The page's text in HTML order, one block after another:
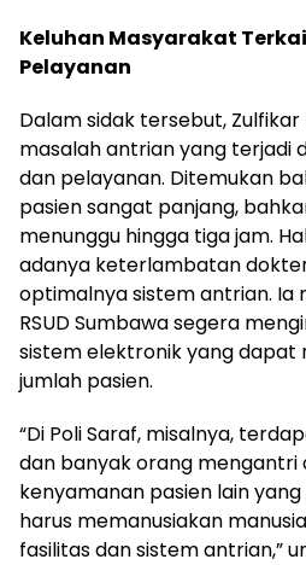
Keluhan Masyarakat
Pelayanan
Dalam sidak tersebut,
masalah antrian yang terjadi
dan pelayanan. Ditemukan
pasien sangat panjang,
menunggu hingga tiga jam.
adanya keterlambatan
optimalnya sistem antrian. Ia
RSUD Sumbawa segera
sistem elektronik yang dapat
jumlah pasien.
“Di Poli Saraf, misalnya,
dan banyak orang mengantri
kenyamanan pasien lain
harus memanusiakan
fasilitas dan sistem antrian,”